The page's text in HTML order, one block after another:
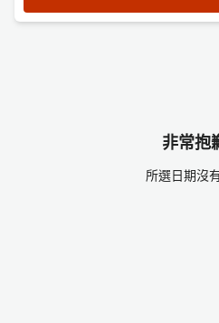
非常抱
所選日期沒